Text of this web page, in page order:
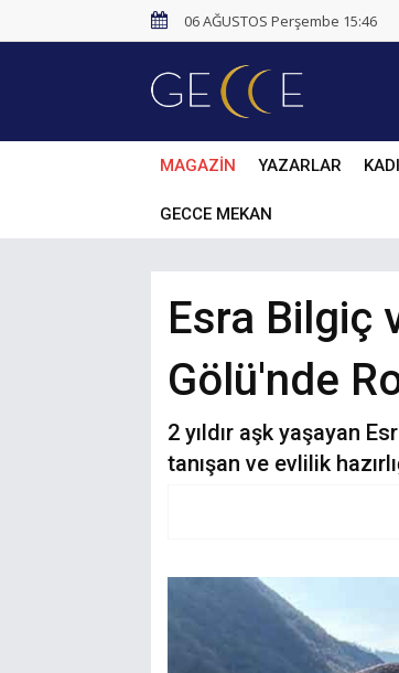
06 AĞUSTOS Perşembe 15:46
MAGAZİN YAZARLAR
GECCE MEKAN
Esra Bilgiç
Gölü'nde
2 yıldır aşk yaşayan
tanışan ve evlilik